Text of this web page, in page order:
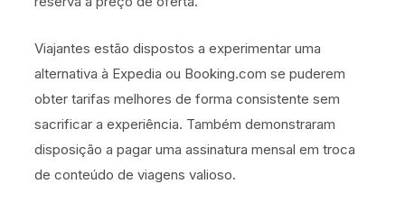
Viajantes estão dispostos a experimentar uma
alternativa à Expedia ou Booking.com se puderem
obter tarifas melhores de forma consistente sem
sacrificar a experiência. Também demonstraram
disposição a pagar uma assinatura mensal em troca
de conteúdo de viagens valioso.